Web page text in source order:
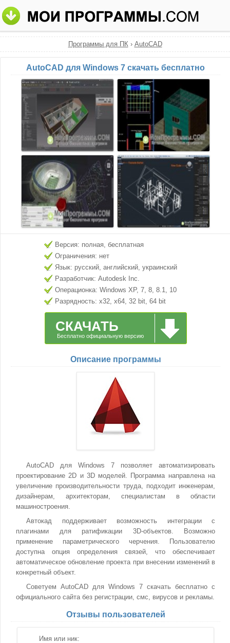
Программы для ПК› AutoCAD
AutoCAD для Windows 7 скачать бесплатно
Версия: полная, бесплатная
Ограничения: нет
Язык: русский, английский, украинский
Разработчик: Autodesk Inc.
Операционка: Windows XP, 7, 8, 8.1, 10
Разрядность: x32, x64, 32 bit, 64 bit
СКАЧАТЬ
Бесплатно официальную версию
Описание программы
AutoCAD для Windows 7 позволяет автоматизировать
проектирование 2D и 3D моделей. Программа направлена на
увеличение производительности труда, подходит инженерам,
дизайнерам, архитекторам, специалистам в области
машиностроения.
Автокад поддерживает возможность интеграции с
плагинами для ратификации 3D-объектов. Возможно
применение параметрического черчения. Пользователю
доступна опция определения связей, что обеспечивает
автоматическое обновление проекта при внесении изменений в
конкретный объект.
Советуем AutoCAD для Windows 7 скачать бесплатно с
официального сайта без регистрации, смс, вирусов и рекламы.
Отзывы пользователей
Имя или ник: